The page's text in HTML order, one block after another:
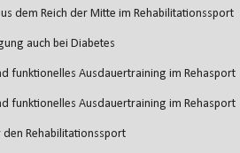
dem Reich der Mitte im Rehabilitationssport
auch bei Diabetes
funktionelles Ausdauertraining im Rehasport
funktionelles Ausdauertraining im Rehasport
den Rehabilitationssport